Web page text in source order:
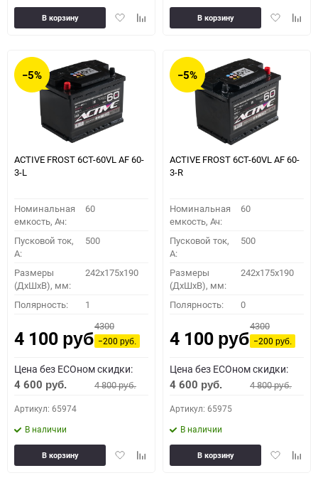
ДобавитьДобавить
В корзину
Добавить
В корзину
−5%
ACTIVE FROST 6СТ-60VL АF 60-
3-L
Номинальная
емкость, Ач:
60
Пусковой ток,
A:
500
Размеры
(ДхШхВ), мм:
242x175x190
Полярность: 1
4 100 руб.
4300
−200руб.
Цена без ECOном скидки:
4 600 руб. 4 800руб.
Артикул: 65974
В наличии
ДобавитьДобавить
В корзину
−5%
ACTIVE FROST 6СТ-60VL АF 60-
3-R
Номинальная
емкость, Ач:
60
Пусковой ток,
A:
500
Размеры
(ДхШхВ), мм:
242x175x190
Полярность: 0
4 100 руб.
4300
−200руб.
Цена без ECOном скидки:
4 600 руб. 4 800руб.
Артикул: 65975
В наличии
Добавить
В корзину